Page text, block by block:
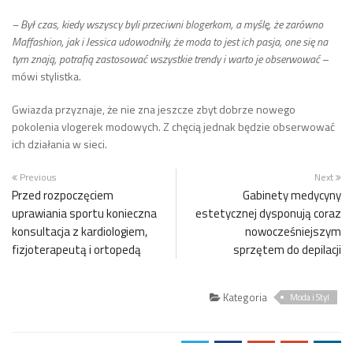
– Był czas, kiedy wszyscy byli przeciwni blogerkom, a myślę, że zarówno
Maffashion, jak i Jessica udowodniły, że moda to jest ich pasja, one się na
tym znają, potrafią zastosować wszystkie trendy i warto je obserwować–
mówi stylistka.
Gwiazda przyznaje, że nie zna jeszcze zbyt dobrze nowego
pokolenia vlogerek modowych. Z chęcią jednak będzie obserwować
ich działania w sieci.
Previous
Przed rozpoczęciem
uprawiania sportu konieczna
konsultacja z kardiologiem,
fizjoterapeutą i ortopedą
Next
Gabinety medycyny
estetycznej dysponują coraz
nowocześniejszym
sprzętem do depilacji
Kategoria Moda i Styl